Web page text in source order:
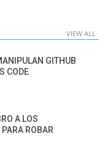
VIEW ALL
GITHUB
CODE
A LOS
ROBAR